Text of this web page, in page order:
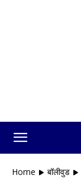
Home बॉलीवुड